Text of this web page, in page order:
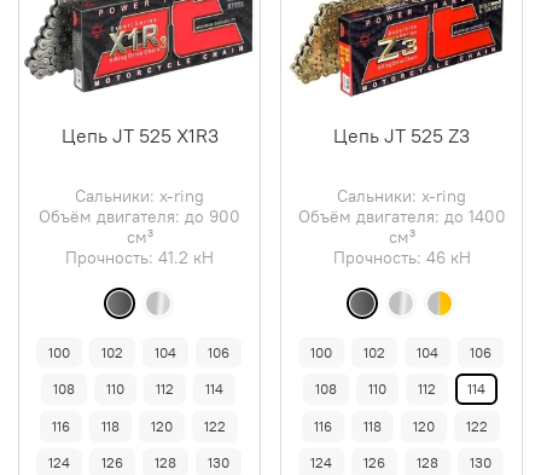
Цепь JT 525 X1R3
Сальники: x-ring
Объём двигателя: до 900
см³
Прочность: 41.2 кН
100 102 104 106
108 110 112 114
116 118 120 122
124 126 128 130
Цепь JT 525 Z3
Сальники: x-ring
Объём двигателя: до 1400
см³
Прочность: 46 кН
100 102 104 106
108 110 112 114
116 118 120 122
124 126 128 130